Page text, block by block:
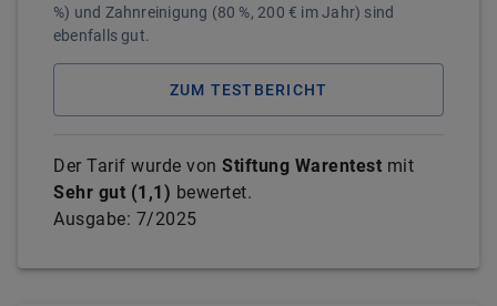
%) und Zahnreinigung (80 %, 200 € im Jahr) sind
ebenfalls gut.
ZUM TESTBERICHT
Der Tarif wurde von Stiftung Warentest mit
Sehr gut (1,1) bewertet.
Ausgabe: 7/2025